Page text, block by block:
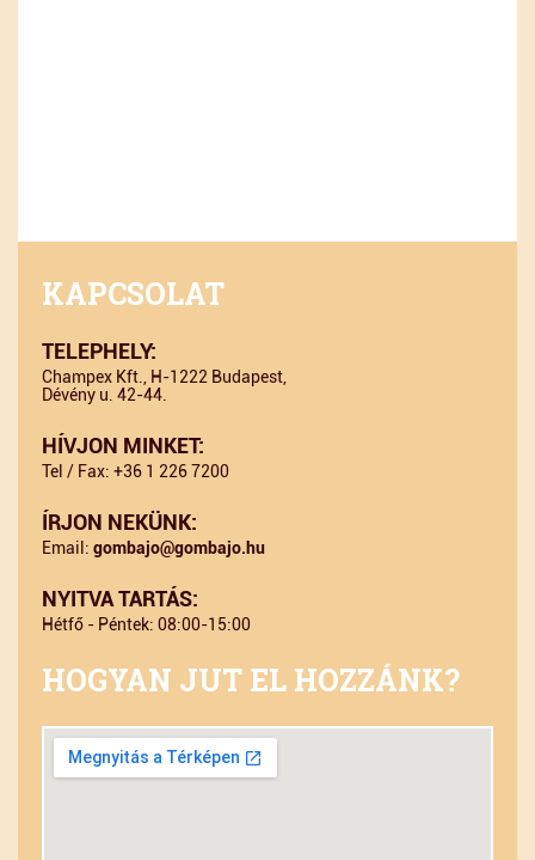
KAPCSOLAT
TELEPHELY:
Champex Kft., H-1222 Budapest,
Dévény u. 42-44.
HÍVJON MINKET:
Tel / Fax: +36 1 226 7200
ÍRJON NEKÜNK:
Email: gombajo@gombajo.hu
NYITVA TARTÁS:
Hétfő - Péntek: 08:00-15:00
HOGYAN JUT EL HOZZÁNK?